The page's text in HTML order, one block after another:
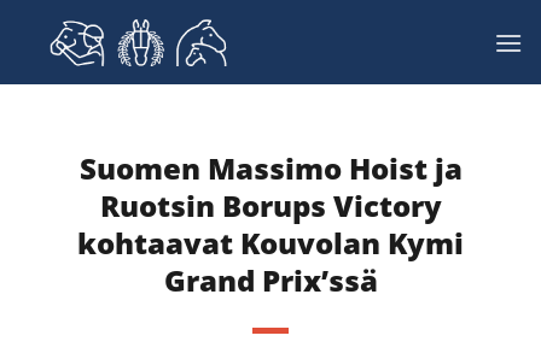
Suomen Massimo Hoist ja
Ruotsin Borups Victory
kohtaavat Kouvolan Kymi
Grand Prix’ssä